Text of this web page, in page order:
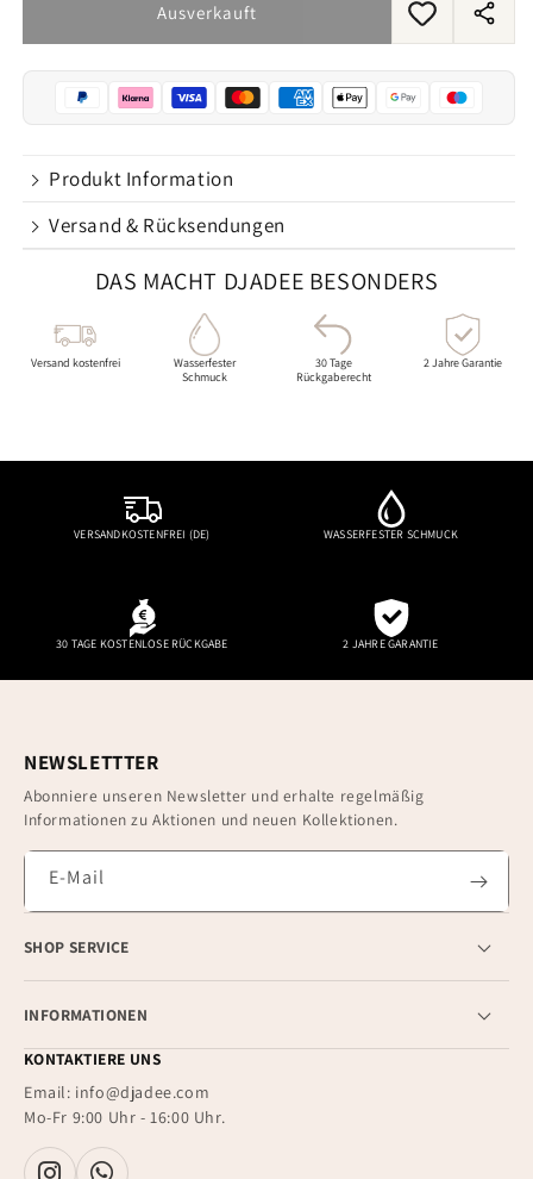
Ausverkauft
Dieses
Produkt Information
Versand & Rücksendungen
DAS MACHT DJADEE BESONDERS
Versand kostenfrei
Wasserfester
Schmuck
30 Tage
Rückgaberecht
2 Jahre Garantie
VERSANDKOSTENFREI (DE) WASSERFESTER SCHMUCK
30 TAGE KOSTENLOSE RÜCKGABE 2 JAHRE GARANTIE
KONTAKTIERE UNS
Email: info@djadee.com
Mo-Fr 9:00 Uhr - 16:00 Uhr.
SHOP SERVICE
INFORMATIONEN
NEWSLETTTER
Abonniere unseren Newsletter und erhalte regelmäßig
Informationen zu Aktionen und neuen Kollektionen.
E-Mail